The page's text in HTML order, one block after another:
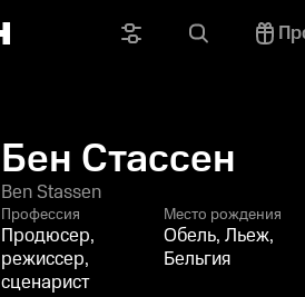
Бен Стассен
Ben Stassen
Профессия
Продюсер,
режиссер,
сценарист
Место рождения
Обель, Льеж,
Бельгия